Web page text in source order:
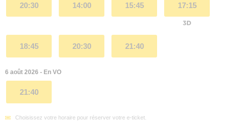
20:30 14:00 15:45 17:15
18:45 20:30 21:40
6 août 2026 - En VO
21:40
Choisissez votre horaire pour réserver votre e-ticket.